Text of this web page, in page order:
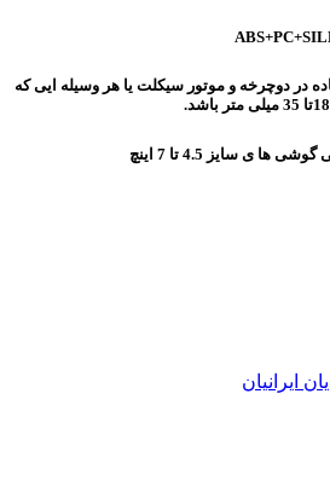
در دوچرخه و موتور سیکلت یا هر وسیله ایی که
ی سایز 4.5 تا 7 اینچ